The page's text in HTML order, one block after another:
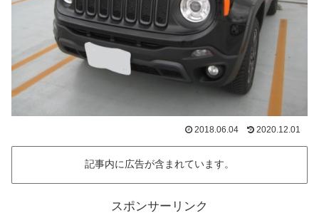
2018.06.04 2020.12.01
記事内に広告が含まれています。
スポンサーリンク